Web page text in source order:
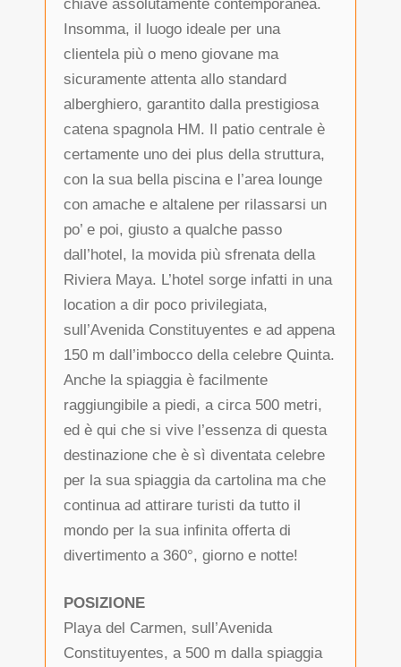
chiave assolutamente contemporanea.
Insomma, il luogo ideale per una
clientela più o meno giovane ma
sicuramente attenta allo standard
alberghiero, garantito dalla prestigiosa
catena spagnola HM. Il patio centrale è
certamente uno dei plus della struttura,
con la sua bella piscina e l’area lounge
con amache e altalene per rilassarsi un
po’ e poi, giusto a qualche passo
dall’hotel, la movida più sfrenata della
Riviera Maya. L’hotel sorge infatti in una
location a dir poco privilegiata,
sull’Avenida Constituyentes e ad appena
150 m dall’imbocco della celebre Quinta.
Anche la spiaggia è facilmente
raggiungibile a piedi, a circa 500 metri,
ed è qui che si vive l’essenza di questa
destinazione che è sì diventata celebre
per la sua spiaggia da cartolina ma che
continua ad attirare turisti da tutto il
mondo per la sua infinita offerta di
divertimento a 360°, giorno e notte!
POSIZIONE
Playa del Carmen, sull’Avenida
Constituyentes, a 500 m dalla spiaggia